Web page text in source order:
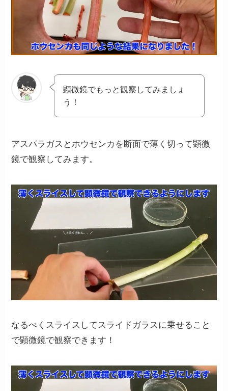
顕微鏡でもっと観察してみましょ
う！
アスパラガスとホウセンカを断面で薄く切って顕微
鏡で観察してみます。
なるべくスライスしてスライドガラスに乗せること
で顕微鏡で観察できます！